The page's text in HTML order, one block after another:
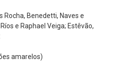
Rocha, Benedetti, Naves e
e Raphael Veiga; Estêvão,
amarelos)